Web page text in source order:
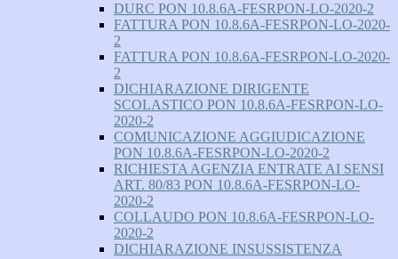
DURC PON 10.8.6A-FESRPON-LO-2020-2
FATTURA PON 10.8.6A-FESRPON-LO-2020-
2
FATTURA PON 10.8.6A-FESRPON-LO-2020-
2
DICHIARAZIONE DIRIGENTE
SCOLASTICO PON 10.8.6A-FESRPON-LO-
2020-2
COMUNICAZIONE AGGIUDICAZIONE
PON 10.8.6A-FESRPON-LO-2020-2
RICHIESTA AGENZIA ENTRATE AI SENSI
ART. 80/83 PON 10.8.6A-FESRPON-LO-
2020-2
COLLAUDO PON 10.8.6A-FESRPON-LO-
2020-2
DICHIARAZIONE INSUSSISTENZA